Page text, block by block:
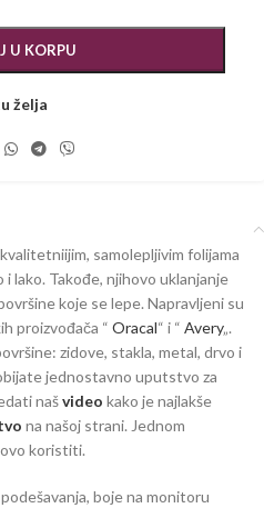
U KORPU
želja
samolepljivim folijama
lako. Takođe, njihovo uklanjanje
koje se lepe. Napravljeni su
proizvođača “ Oracal“ i “ Avery„.
zidove, stakla, metal, drvo i
jednostavno uputstvo za
našvideo kako je najlakše
na našoj strani. Jednom
koristiti.
boje na monitoru